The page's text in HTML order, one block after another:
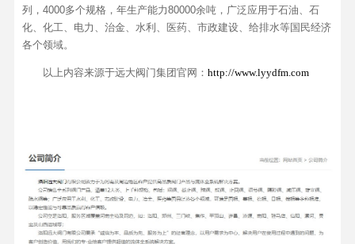
列，4000多个规格，年生产能力80000余吨，广泛应用于石油、石
化、化工、电力、治金、水利、医药、市政建设、给排水等国民经济
各个领域。
以上内容来源于远大阀门集团官网： http://www.lyydfm.com